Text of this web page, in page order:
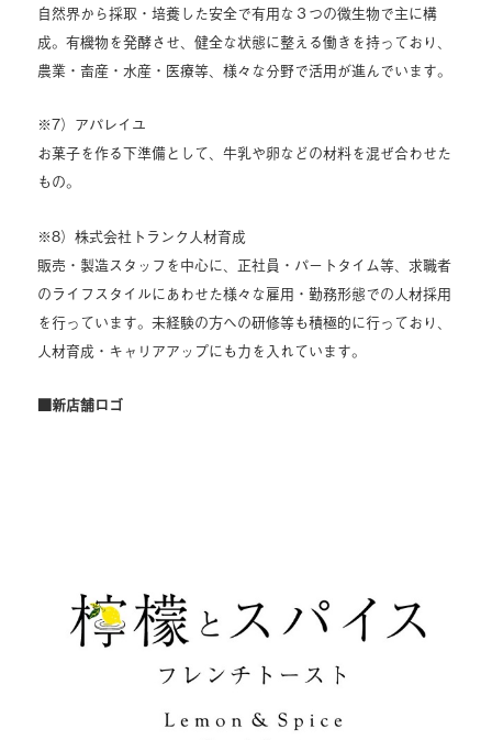
自然界から採取・培養した安全で有用な３つの微生物で主に構
成。有機物を発酵させ、健全な状態に整える働きを持っており、
農業・畜産・水産・医療等、様々な分野で活用が進んでいます。
※7）アパレイユ
お菓子を作る下準備として、牛乳や卵などの材料を混ぜ合わせた
もの。
※8）株式会社トランク人材育成
販売・製造スタッフを中心に、正社員・パートタイム等、求職者
のライフスタイルにあわせた様々な雇用・勤務形態での人材採用
を行っています。未経験の方への研修等も積極的に行っており、
人材育成・キャリアアップにも力を入れています。
■新店舗ロゴ